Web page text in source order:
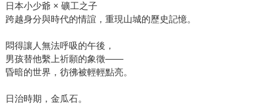
日本小少爺 × 礦工之子
跨越身分與時代的情誼，重現山城的歷史記憶。
悶得讓人無法呼吸的午後，
男孩替他繫上祈願的象徵——
昏暗的世界，彷彿被輕輕點亮。
日治時期，金瓜石。